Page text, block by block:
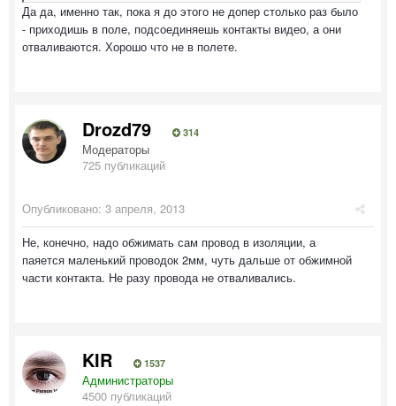
Да да, именно так, пока я до этого не допер столько раз было
- приходишь в поле, подсоединяешь контакты видео, а они
отваливаются. Хорошо что не в полете.
Drozd79 314
Модераторы
725 публикаций
Опубликовано: 3 апреля, 2013
Не, конечно, надо обжимать сам провод в изоляции, а
паяется маленький проводок 2мм, чуть дальше от обжимной
части контакта. Не разу провода не отваливались.
KIR 1537
Администраторы
4500 публикаций